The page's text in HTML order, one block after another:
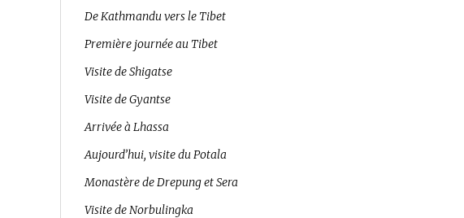
De Kathmandu vers le Tibet
Première journée au Tibet
Visite de Shigatse
Visite de Gyantse
Arrivée à Lhassa
Aujourd’hui, visite du Potala
Monastère de Drepung et Sera
Visite de Norbulingka